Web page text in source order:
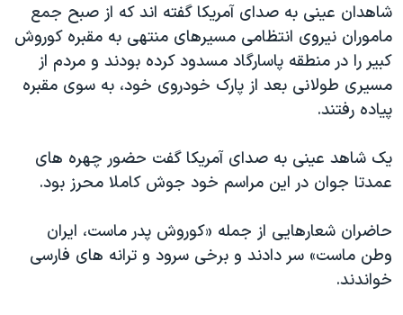
صفحه‌های ویژه
سفر پرزیدنت ترامپ به چین
شاهدان عینی به صدای آمریکا گفته اند که از صبح جمع
ماموران نیروی انتظامی مسیرهای منتهی به مقبره کوروش
کبیر را در منطقه پاسارگاد مسدود کرده بودند و مردم از
مسیری طولانی بعد از پارک خودروی خود، به سوی مقبره
پیاده رفتند.
یک شاهد عینی به صدای آمریکا گفت حضور چهره های
عمدتا جوان در این مراسم خود جوش کاملا محرز بود.
حاضران شعارهایی از جمله «کوروش پدر ماست، ایران
وطن ماست» سر دادند و برخی سرود و ترانه های فارسی
خواندند.